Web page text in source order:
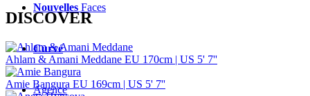
Nouvelles Faces
Curvé
Agence
DISCOVER
Ahlam & Amani Meddane EU 170cm | US 5' 7''
Amie Bangura EU 169cm | US 5' 7''